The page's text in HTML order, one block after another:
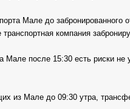
Мале до забронированного
компания
после 15:30 есть риски
из Мале до 09:30 утра,